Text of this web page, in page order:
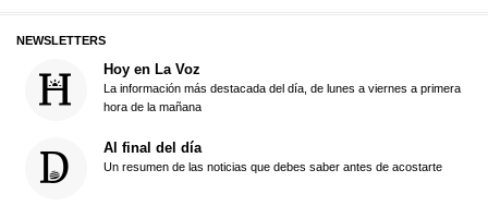
NEWSLETTERS
Hoy en La Voz
La información más destacada del día, de lunes a viernes a primera
hora de la mañana
Al final del día
Un resumen de las noticias que debes saber antes de acostarte